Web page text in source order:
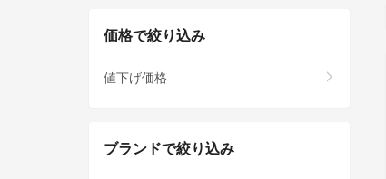
価格で絞り込み
値下げ価格
ブランドで絞り込み